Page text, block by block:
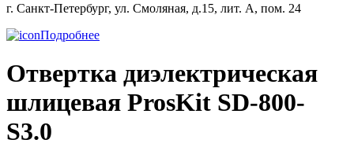
г. Санкт-Петербург, ул. Смоляная, д.15, лит. А, пом. 24
Подробнее
Отвертка диэлектрическая
шлицевая ProsKit SD-800-
S3.0